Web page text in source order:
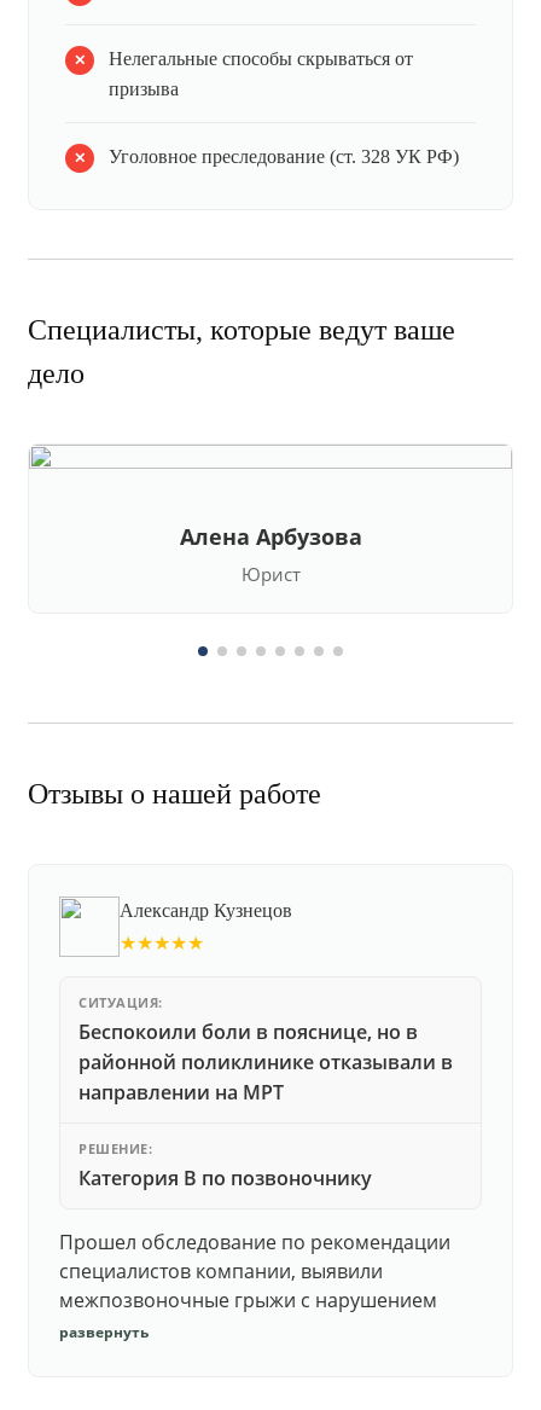
Нелегальные способы скрываться от
призыва
Уголовное преследование (ст. 328 УК РФ)
Специалисты, которые ведут ваше
дело
Алена Арбузова
Юрист
Отзывы о нашей работе
Александр Кузнецов
★★★★★
СИТУАЦИЯ:
Беспокоили боли в пояснице, но в
районной поликлинике отказывали в
направлении на МРТ
РЕШЕНИЕ:
Категория В по позвоночнику
Прошел обследование по рекомендации
специалистов компании, выявили
межпозвоночные грыжи с нарушением
функций. Юристы подготовили документы,
развернуть